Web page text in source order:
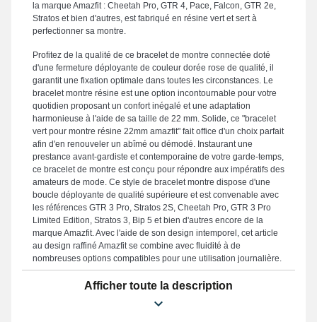
la marque Amazfit : Cheetah Pro, GTR 4, Pace, Falcon, GTR 2e,
Stratos et bien d'autres, est fabriqué en résine vert et sert à
perfectionner sa montre.
Profitez de la qualité de ce bracelet de montre connectée doté
d'une fermeture déployante de couleur dorée rose de qualité, il
garantit une fixation optimale dans toutes les circonstances. Le
bracelet montre résine est une option incontournable pour votre
quotidien proposant un confort inégalé et une adaptation
harmonieuse à l'aide de sa taille de 22 mm. Solide, ce "bracelet
vert pour montre résine 22mm amazfit" fait office d'un choix parfait
afin d'en renouveler un abîmé ou démodé. Instaurant une
prestance avant-gardiste et contemporaine de votre garde-temps,
ce bracelet de montre est conçu pour répondre aux impératifs des
amateurs de mode. Ce style de bracelet montre dispose d'une
boucle déployante de qualité supérieure et est convenable avec
les références GTR 3 Pro, Stratos 2S, Cheetah Pro, GTR 3 Pro
Limited Edition, Stratos 3, Bip 5 et bien d'autres encore de la
marque Amazfit. Avec l'aide de son design intemporel, cet article
au design raffiné Amazfit se combine avec fluidité à de
nombreuses options compatibles pour une utilisation journalière.
Afficher toute la description